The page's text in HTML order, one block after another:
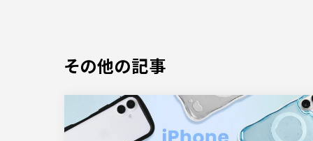
その他の記事